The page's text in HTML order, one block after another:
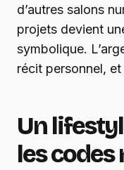
d’autres salons
projets devient
symbolique.
récit personnel,
Un
les